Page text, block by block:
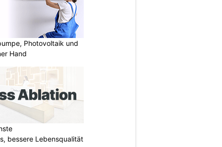
Photovoltaik und
Hand
bessere Lebensqualität